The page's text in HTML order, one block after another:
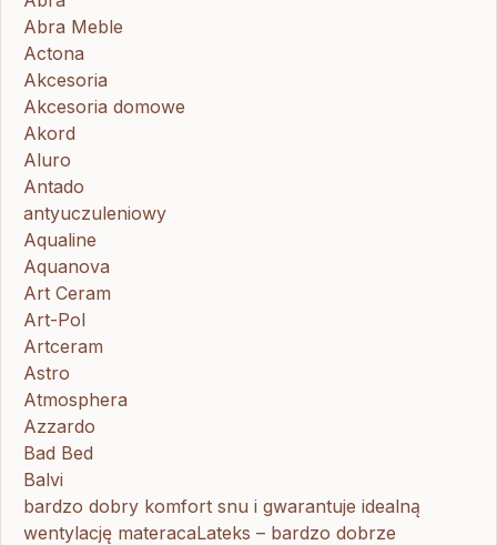
Abra Meble
Actona
Akcesoria
Akcesoria domowe
Akord
Aluro
Antado
antyuczuleniowy
Aqualine
Aquanova
Art Ceram
Art-Pol
Artceram
Astro
Atmosphera
Azzardo
Bad Bed
Balvi
bardzo dobry komfort snu i gwarantuje idealną
wentylację materacaLateks – bardzo dobrze